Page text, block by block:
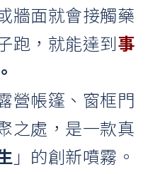
牆面就會接觸藥
跑，就能達到事
。
營帳篷、窗框門
之處，是一款真
」的創新噴霧。